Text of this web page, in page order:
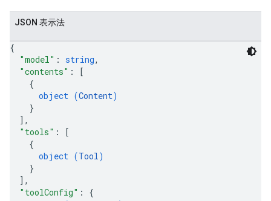
JSON 表示法
{
"model" : string,
"contents" :
[
{
object (Content)
}
] ,
"tools" :
[
{
object (Tool)
}
] ,
"toolConfig" : {